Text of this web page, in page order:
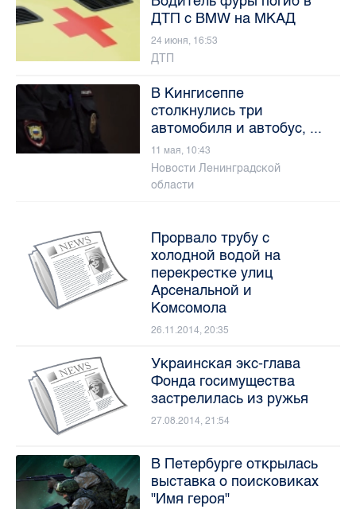
ДТП с BMW на МКАД
24 июня, 16:53
ДТП
В Кингисеппе
столкнулись три
автомобиля и автобус, ...
11 мая, 10:43
Новости Ленинградской
области
Прорвало трубу с
холодной водой на
перекрестке улиц
Арсенальной и
Комсомола
26.11.2014, 20:35
Украинская экс-глава
Фонда госимущества
застрелилась из ружья
27.08.2014, 21:54
В Петербурге открылась
выставка о поисковиках
"Имя героя"